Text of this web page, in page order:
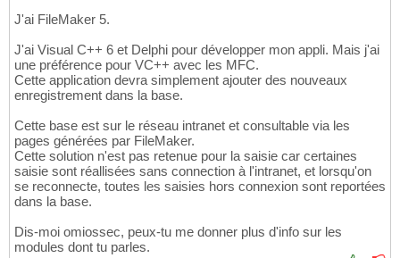
J'ai FileMaker 5.
J'ai Visual C++ 6 et Delphi pour développer mon appli. Mais j'ai
une préférence pour VC++ avec les MFC.
Cette application devra simplement ajouter des nouveaux
enregistrement dans la base.
Cette base est sur le réseau intranet et consultable via les
pages générées par FileMaker.
Cette solution n'est pas retenue pour la saisie car certaines
saisie sont réallisées sans connection à l'intranet, et lorsqu'on
se reconnecte, toutes les saisies hors connexion sont reportées
dans la base.
Dis-moi omiossec, peux-tu me donner plus d'info sur les
modules dont tu parles.